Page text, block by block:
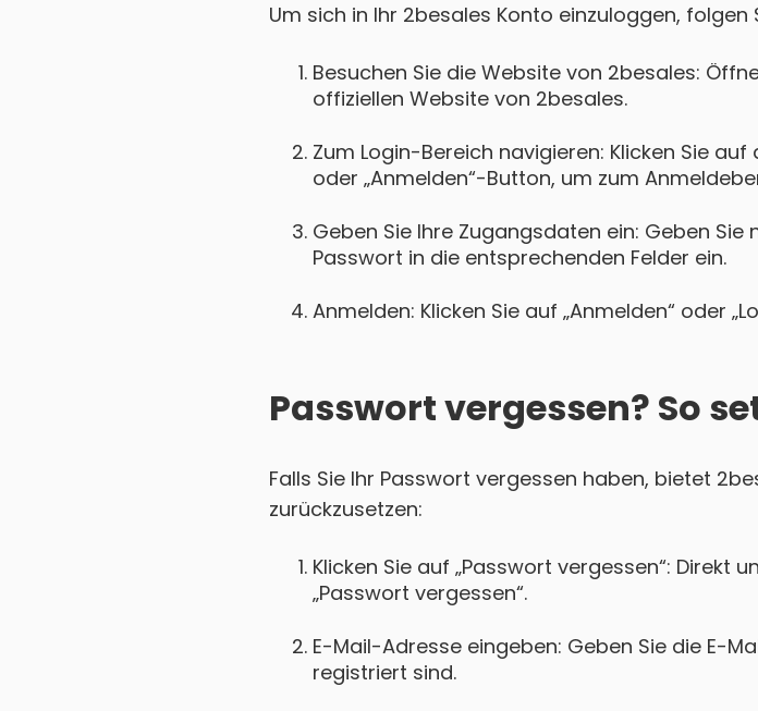
Um sich in Ihr 2besales Konto einzuloggen,
Besuchen Sie die Website von 2besales:
offiziellen Website von 2besales.
Zum Login-Bereich navigieren: Klicken Sie
oder „Anmelden“-Button, um zum
Geben Sie Ihre Zugangsdaten ein: Geben
Passwort in die entsprechenden Felder ein.
Anmelden: Klicken Sie auf „Anmelden“ oder
Passwort vergessen? So
Falls Sie Ihr Passwort vergessen haben, bietet
zurückzusetzen:
Klicken Sie auf „Passwort vergessen“: Direkt
„Passwort vergessen“.
E-Mail-Adresse eingeben: Geben Sie die E-
registriert sind.